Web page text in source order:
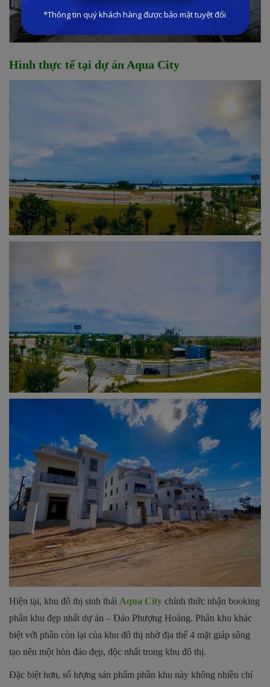
Hình thực tế tại dự án Aqua City
Hiện tại, khu đô thị sinh thái Aqua City chính thức nhận booking
phân khu đẹp nhất dự án – Đảo Phượng Hoàng. Phân khu khác
biệt với phần còn lại của khu đô thị nhờ địa thế 4 mặt giáp sông
tạo nên một hòn đảo đẹp, độc nhất trong khu đô thị.
Đặc biệt hơn, số lượng sản phẩm phần khu này không nhiều chỉ